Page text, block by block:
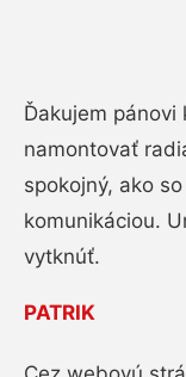
Ďakujem pánovi
namontovať
spokojný, ako
komunikáciou.
vytknúť.
PATRIK